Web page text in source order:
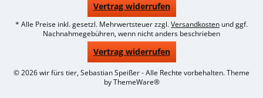
Vertrag widerrufen
* Alle Preise inkl. gesetzl. Mehrwertsteuer zzgl.Versandkosten und ggf.
Nachnahmegebühren, wenn nicht anders beschrieben
Vertrag widerrufen
© 2026 wir fürs tier, Sebastian Speißer - Alle Rechte vorbehalten. Theme
byThemeWare®